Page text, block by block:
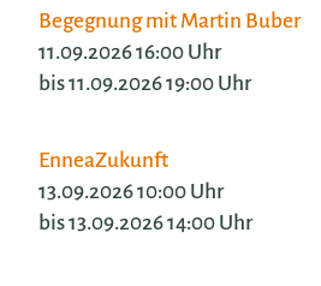
Begegnung mit Martin Buber
11.09.2026 16:00 Uhr
bis 11.09.2026 19:00 Uhr
EnneaZukunft
13.09.2026 10:00 Uhr
bis 13.09.2026 14:00 Uhr